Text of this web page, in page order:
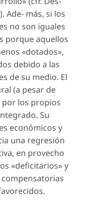
Ade- más, si los
no son iguales
porque aquellos
«dotados»,
debido a las
de su medio. El
(a pesar de
los propios
Su
económicos y
una regresión
en provecho
«deficitarios» y